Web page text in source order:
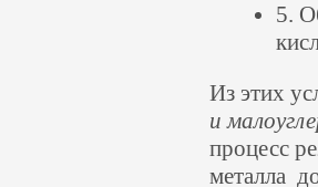
5.
Из этих
и
процесс
металла